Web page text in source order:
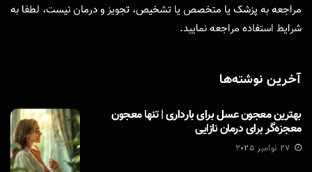
مراجعه به پزشک یا متخصص یا تشخیص، تجویز و درمان نیست، لطفا به
شرایط استفاده مراجعه نمایید.
آخرین نوشته‌ها
بهترین معجون عسل برای بارداری | تنها معجون
معجزه‌گر برای درمان نازایی
27 نوامبر 2025